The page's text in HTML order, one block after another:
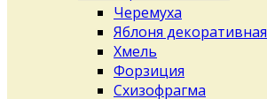
Черемуха
Яблоня декоративная
Хмель
Форзиция
Схизофрагма